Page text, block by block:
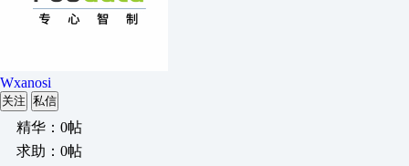
Wxanosi
关注 私信
精华：0帖
求助：0帖